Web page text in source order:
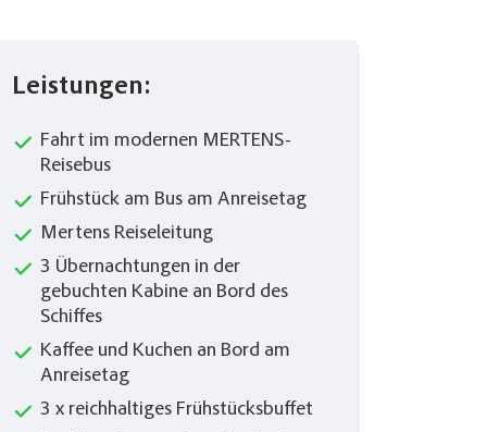
Leistungen:
Fahrt im modernen MERTENS-
Reisebus
Frühstück am Bus am Anreisetag
Mertens Reiseleitung
3 Übernachtungen in der
gebuchten Kabine an Bord des
Schiffes
Kaffee und Kuchen an Bord am
Anreisetag
3 x reichhaltiges Frühstücksbuffet